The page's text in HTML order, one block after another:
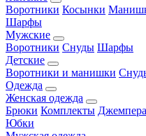
Воротники Косынки
Шарфы
Мужские
Воротники Снуды Шарфы
Детские
Воротники и манишки
Одежда
Женская одежда
Брюки Комплекты Джемпера
Юбки